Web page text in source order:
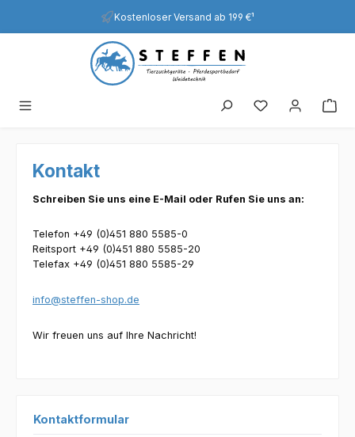
Zum Hauptinhalt springenKostenloser Versand ab 199 €¹
Kontakt
Schreiben Sie uns eine E-Mail oder Rufen Sie uns an:
Telefon +49 (0)451 880 5585-0
Reitsport +49 (0)451 880 5585-20
Telefax +49 (0)451 880 5585-29
info@steffen-shop.de
Wir freuen uns auf Ihre Nachricht!
Kontaktformular